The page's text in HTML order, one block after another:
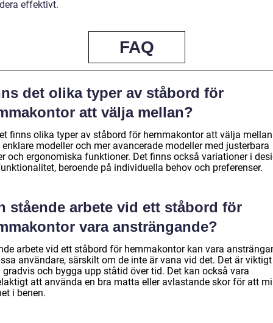
effektivt.
FAQ
det olika typer av ståbord för
att välja mellan?
finns olika typer av ståbord för hemmakontor att välja
modeller och mer avancerade modeller med justerbara
och ergonomiska funktioner. Det finns också variationer i
beroende på individuella behov och preferenser.
stående arbete vid ett ståbord för
vara ansträngande?
arbete vid ett ståbord för hemmakontor kan vara
användare, särskilt om de inte är vana vid det. Det är
gradvis och bygga upp ståtid över tid. Det kan också vara
att använda en bra matta eller avlastande skor för att
i benen.